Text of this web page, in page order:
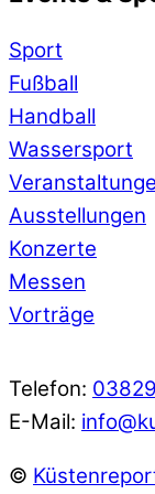
Sport
Fußball
Handball
Wassersport
Ausstellungen
Konzerte
Messen
Vorträge
Telefon:
E-Mail:
©